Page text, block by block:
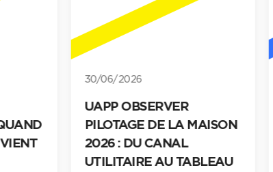
30/06/2026
UAPP OBSERVER
PILOTAGE DE LA MAISON
2026 : DU CANAL
UTILITAIRE AU TABLEAU